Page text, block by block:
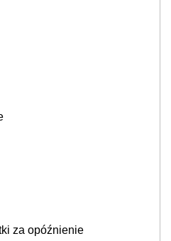
za opóźnienie